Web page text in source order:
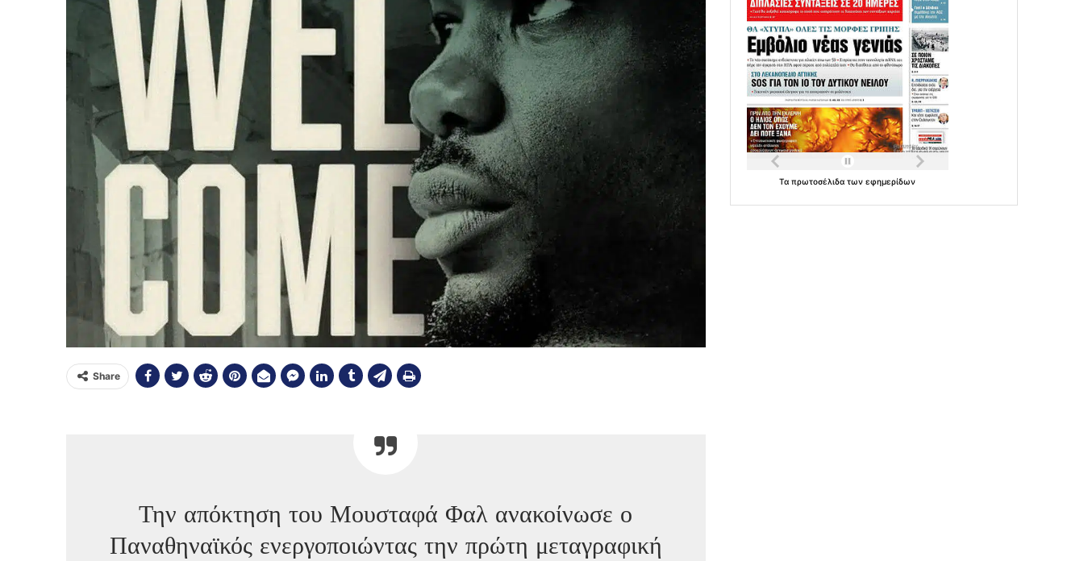
Share
Την απόκτηση του Μουσταφά Φαλ ανακοίνωσε ο
Παναθηναϊκός ενεργοποιώντας την πρώτη μεταγραφική
Ταπρωτοσέλιδατωνεφημερίδων